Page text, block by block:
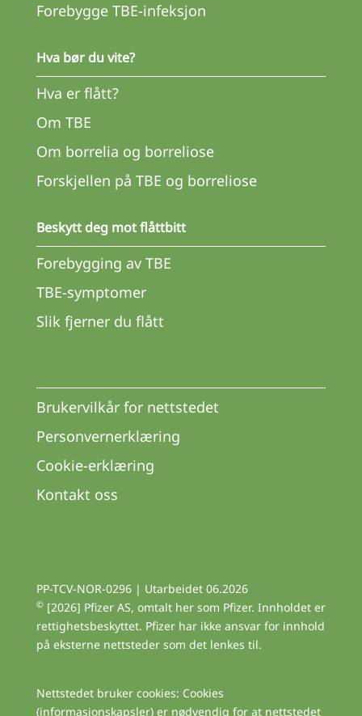
Forebygge TBE-infeksjon
Hva bør du vite?
Hva er flått?
Om TBE
Om borrelia og borreliose
Forskjellen på TBE og borreliose
Beskytt deg mot flåttbitt
Forebygging av TBE
TBE-symptomer
Slik fjerner du flått
Brukervilkår for nettstedet
Personvernerklæring
Cookie-erklæring
Kontakt oss
PP-TCV-NOR-0296 | Utarbeidet 06.2026
© [2026] Pfizer AS, omtalt her som Pfizer. Innholdet er
rettighetsbeskyttet. Pfizer har ikke ansvar for innhold
på eksterne nettsteder som det lenkes til.
Nettstedet bruker cookies: Cookies
(informasjonskapsler) er nødvendig for at nettstedet